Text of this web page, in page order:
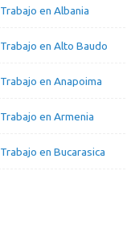
Trabajo en Albania
Trabajo en Alto Baudo
Trabajo en Anapoima
Trabajo en Armenia
Trabajo en Bucarasica